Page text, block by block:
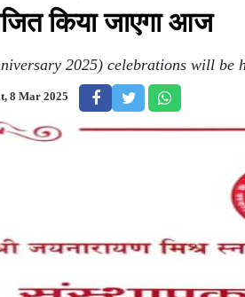
किया जाएगा आज
2025) celebrations will
8 Mar 2025